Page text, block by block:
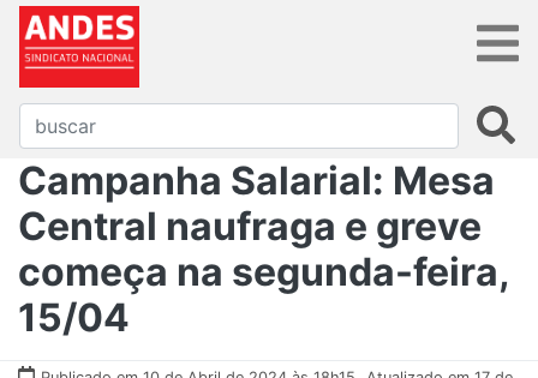
Campanha Salarial: Mesa
Central naufraga e greve
começa na segunda-feira,
15/04